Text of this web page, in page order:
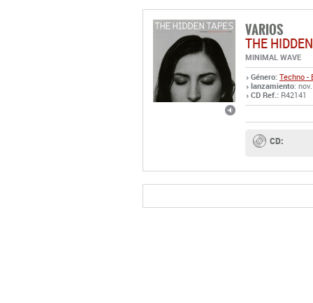
VARIOS
THE
MINIMAL WAVE
Género: Techno -
lanzamiento:
CD Ref.: R42141
CD: